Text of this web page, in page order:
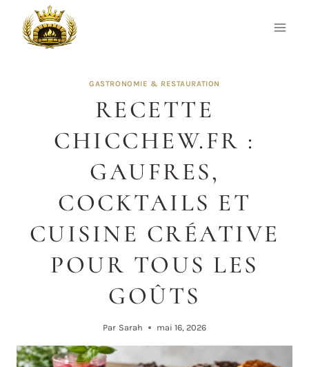
contenu
GASTRONOMIE & RESTAURATION
RECETTE
CHICCHEW.FR :
GAUFRES,
COCKTAILS ET
CUISINE CRÉATIVE
POUR TOUS LES
GOÛTS
Par Sarah mai 16, 2026